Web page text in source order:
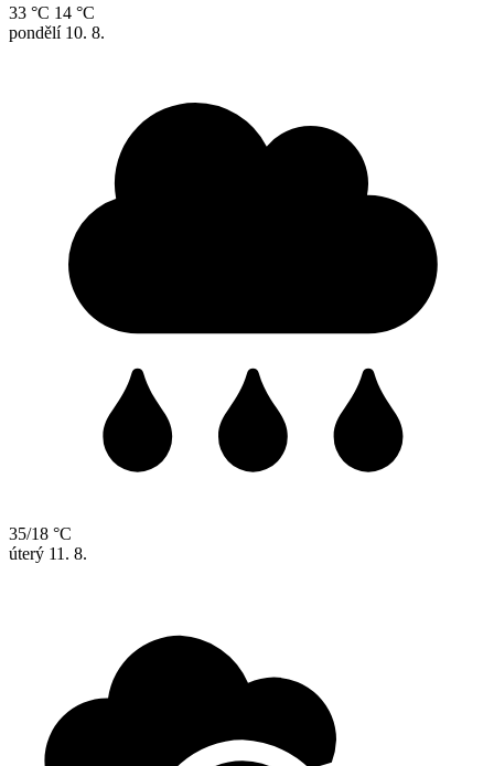
33 °C 14 °C
pondělí 10. 8.
35/18 °C
úterý 11. 8.